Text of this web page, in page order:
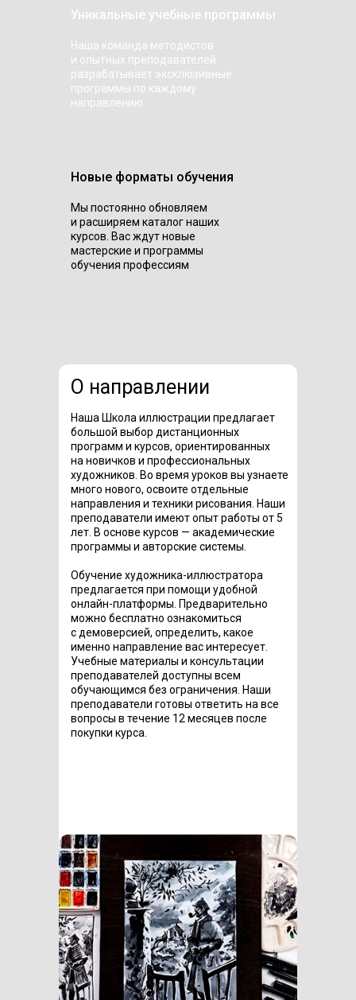
Новые форматы обучения
Мы постоянно обновляем
и расширяем каталог наших
курсов. Вас ждут новые
мастерские и программы
обучения профессиям
Уникальные учебные программы
Наша команда методистов
и опытных преподавателей
разрабатывает эксклюзивные
программы по каждому
направлению
Наша Школа иллюстрации предлагает
большой выбор дистанционных
программ и курсов, ориентированных
на новичков и профессиональных
художников. Во время уроков вы узнаете
много нового, освоите отдельные
направления и техники рисования. Наши
преподаватели имеют опыт работы от 5
лет. В основе курсов — академические
программы и авторские системы.
Обучение художника-иллюстратора
предлагается при помощи удобной
онлайн-платформы. Предварительно
можно бесплатно ознакомиться
с демоверсией, определить, какое
именно направление вас интересует.
Учебные материалы и консультации
преподавателей доступны всем
обучающимся без ограничения. Наши
преподаватели готовы ответить на все
вопросы в течение 12 месяцев после
покупки курса.
О направлении